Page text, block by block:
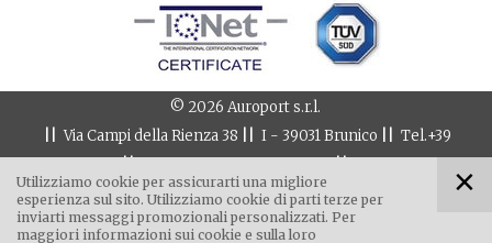
Utilizziamo cookie per assicurarti una migliore
esperienza sul sito. Utilizziamo cookie di parti terze per
inviarti messaggi promozionali personalizzati. Per
maggiori informazioni sui cookie e sulla loro
© 2026 Auroport s.r.l.
||Via Campi della Rienza 38 I - 39031Brunico Tel.+39
|| ||
206||info@auroport.it
Part. IVA IT 01688160215 | Empfängerkodex: XS9WT43